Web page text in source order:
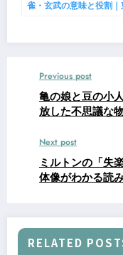
雀・玄武の意味と役割｜
Previous post
亀の娘と豆の小
放した不思議な
Next post
ミルトンの「失
体像がわかる読
RELATED